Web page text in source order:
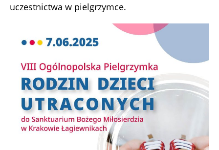
uczestnictwa w pielgrzymce.